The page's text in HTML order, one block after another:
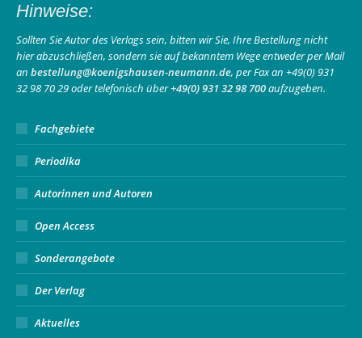
opens
in
new
window
opens
in
new
window
page
opens
in
new
window
Hinweise:
Sollten Sie Autor des Verlags sein, bitten wir Sie, Ihre Bestellung nicht
hier abzuschließen, sondern sie auf bekanntem Wege entweder per Mail
an bestellung@koenigshausen-neumann.de, per Fax an +49(0) 931
32 98 70 29 oder telefonisch über+49(0) 931 32 98 700aufzugeben.
Fachgebiete
Periodika
Autorinnen und Autoren
Open Access
Sonderangebote
Der Verlag
Aktuelles